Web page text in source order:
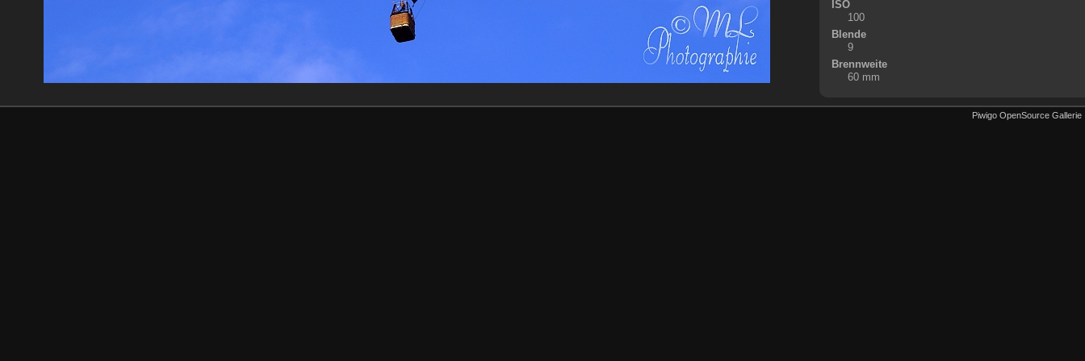
ISO
100
Blende
9
Brennweite
60 mm
Piwigo OpenSource Gallerie